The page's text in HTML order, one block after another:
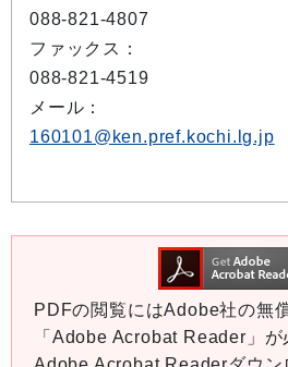
088-821-4807
ファックス：
088-821-4519
メール：
160101@ken.pref.kochi.lg.jp
PDFの閲覧にはAdobe社の無
「Adobe Acrobat Reader」